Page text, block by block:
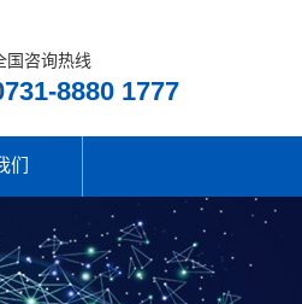
国咨询热线
8880 1777
们